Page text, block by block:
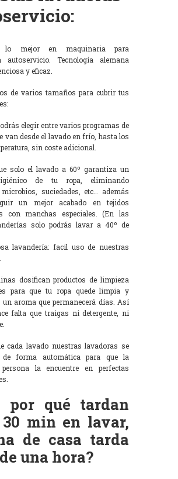
lo mejor en maquinaria para
autoservicio. Tecnología alemana
y eficaz.
de varios tamaños para cubrir tus
elegir entre varios programas de
van desde el lavado en frío, hasta los
sin coste adicional.
solo el lavado a 60º garantiza un
de tu ropa, eliminando
suciedades, etc… además
un mejor acabado en tejidos
con manchas especiales. (En las
solo podrás lavar a 40º de
lavandería: facil uso de nuestras
dosifican productos de limpieza
para que tu ropa quede limpia y
un aroma que permanecerá días. Así
falta que traigas ni detergente, ni
cada lavado nuestras lavadoras se
de forma automática para que la
la encuentre en perfectas
por qué tardan
min en lavar,
de casa tarda
una hora?